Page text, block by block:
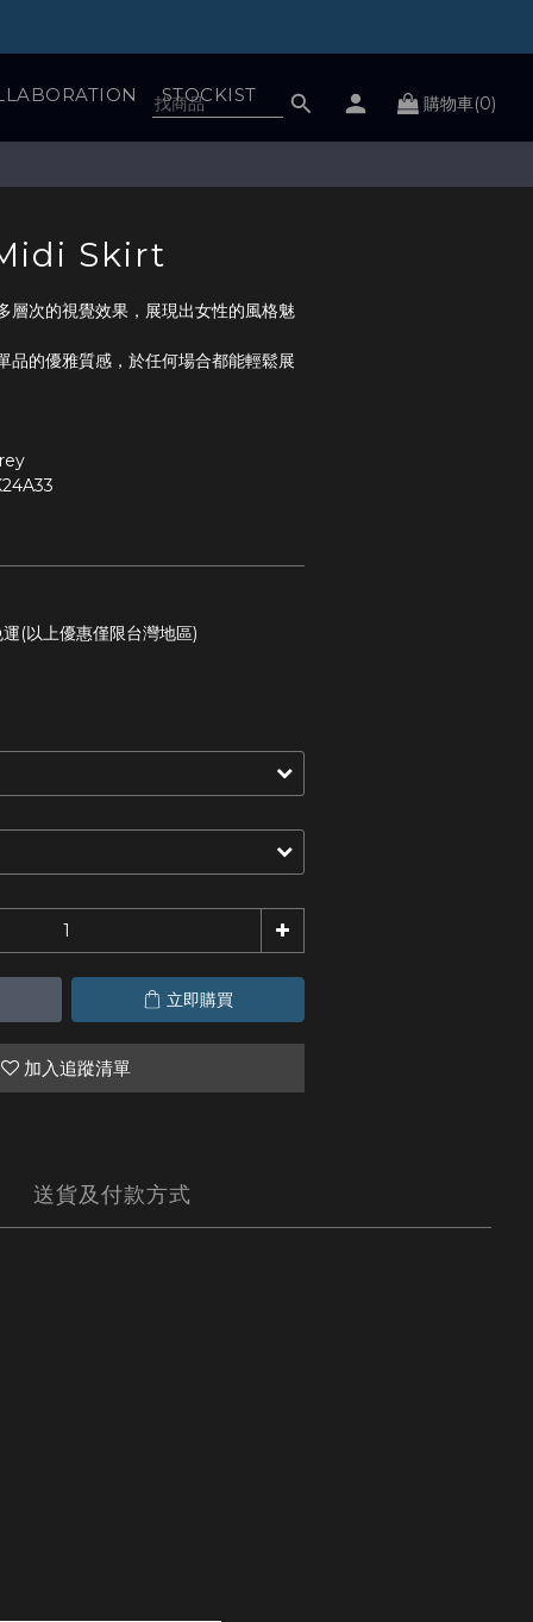
購物車(0)
STOCKIST
Skirt
層次的視覺效果，展現出女性的風格魅
品的優雅質感，於任何場合都能輕鬆展
(以上優惠僅限台灣地區)
立即購買
加入追蹤清單
送貨及付款方式
立即購買